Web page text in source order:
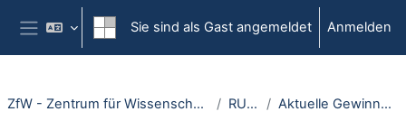
Zum Hauptinhalt
Website-Übersicht
Sie sind als Gast angemeldet Anmelden
ZfW - Zentrum für Wissenschaftsdidaktik RUBeL Aktuelle Gewinner*innen